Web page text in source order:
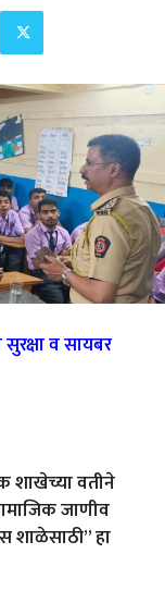
सुरक्षा व सायबर
शाखेच्या वतीने
जाणीव
शाळेसाठी” हा